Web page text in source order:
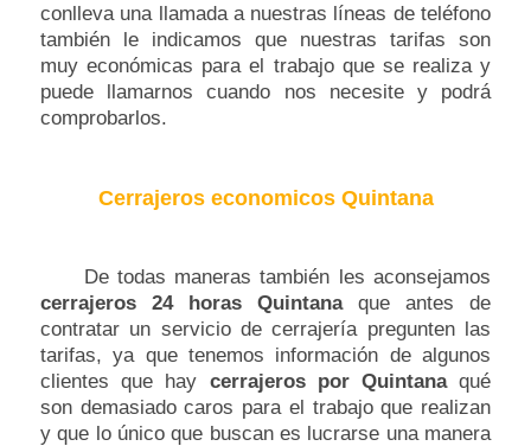
conlleva una llamada a nuestras líneas de teléfono
también le indicamos que nuestras tarifas son
muy económicas para el trabajo que se realiza y
puede llamarnos cuando nos necesite y podrá
comprobarlos.
Cerrajeros economicos Quintana
De todas maneras también les aconsejamos
cerrajeros 24 horas Quintanaque antes de
contratar un servicio de cerrajería pregunten las
tarifas, ya que tenemos información de algunos
clientes que hay cerrajeros por Quintanaqué
son demasiado caros para el trabajo que realizan
y que lo único que buscan es lucrarse una manera